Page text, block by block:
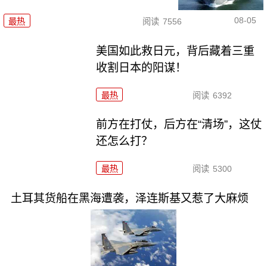
最热 阅读 7556 08-05
美国如此救日元，背后藏着三重
收割日本的阳谋！
最热 阅读 6392
前方在打仗，后方在“清场”，这仗
还怎么打？
最热 阅读 5300
土耳其货船在黑海遭袭，泽连斯基又惹了大麻烦